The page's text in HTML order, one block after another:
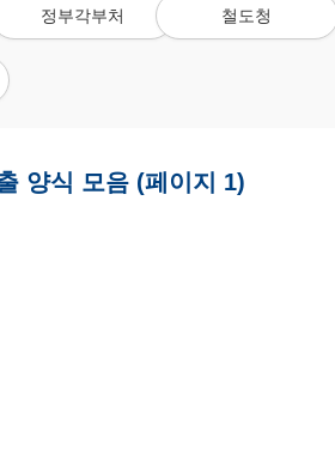
정부각부처 철도청
양식 모음 (페이지 1)